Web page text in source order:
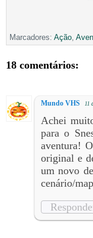
Marcadores: Ação
18 comentários:
Mundo VHS 11
Achei
para o
aventura!
original e
um novo
cenário/